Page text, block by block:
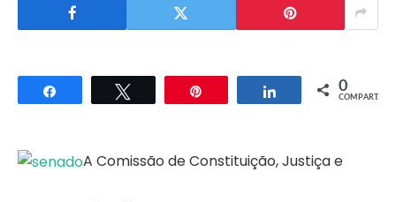
Compartilhar Compartilhar
0
COMPART.
A Comissão de Constituição, Justiça e